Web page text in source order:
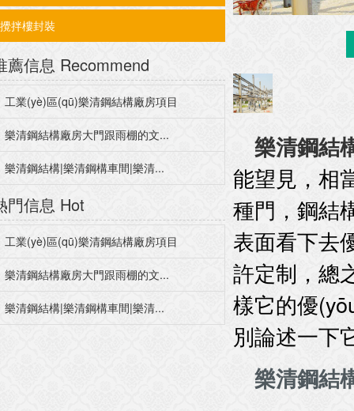
攪拌樓封裝
薦信息 Recommend
工業(yè)區(qū)樂清鋼結構廠房項目
樂清鋼結構廠房大門跟雨棚的文...
樂清鋼結構|樂清鋼構車間|樂清...
門信息 Hot
工業(yè)區(qū)樂清鋼結構廠房項目
樂清鋼結構廠房大門跟雨棚的文...
樂清鋼結構|樂清鋼構車間|樂清...
樂清鋼結
能望見，
種門，鋼結
表面看下去
許定制，總
樣它的優
別論述一下
樂清鋼結